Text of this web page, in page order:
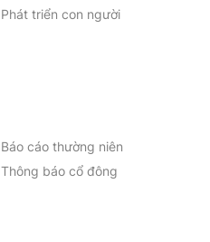
Phát triển con người
Báo cáo thường niên
Thông báo cổ đông